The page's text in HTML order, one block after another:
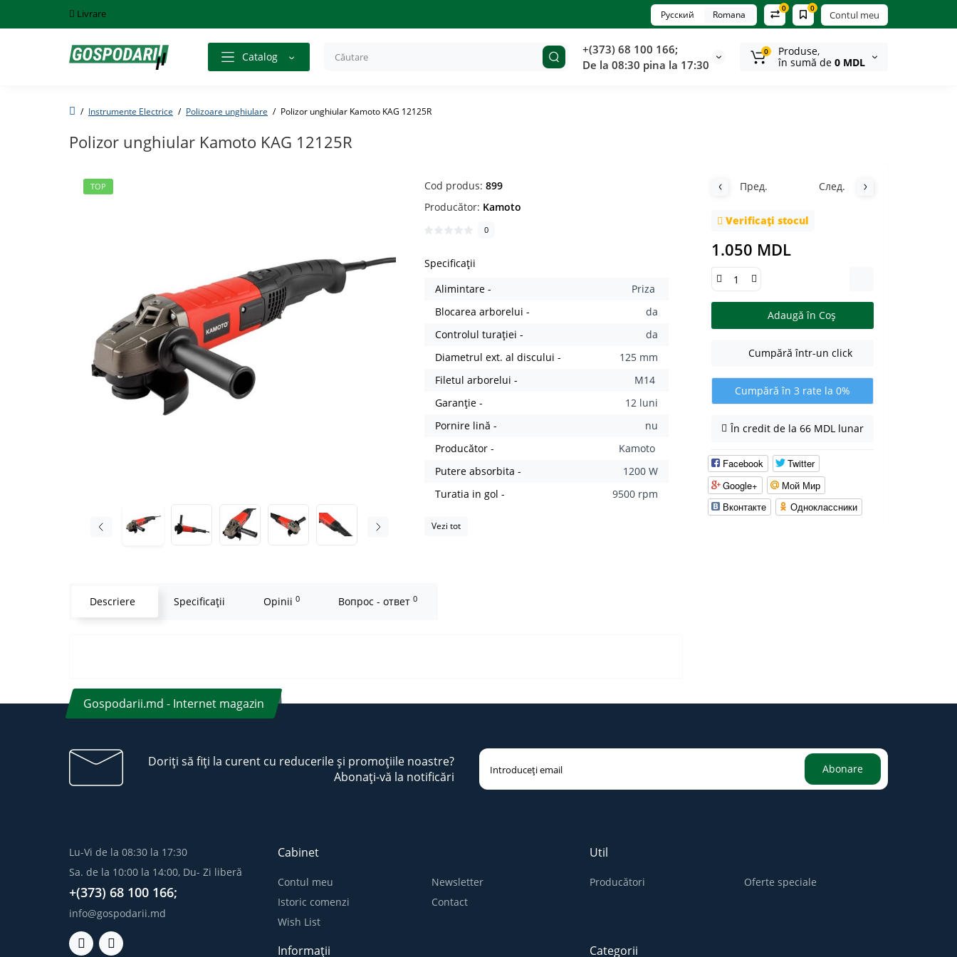
Livrare Contul meu
0
0
Русский Romana
Catalog
+(373) 68 100 166;
De la 08:30 pina la 17:30
0
Produse,
în sumă de 0 MDL
Instrumente Electrice Polizoare unghiulare Polizor unghiular Kamoto KAG 12125R
Polizor unghiular Kamoto KAG 12125R
TOP Cod produs:899
Producător: Kamoto
0
Specificații
Alimintare -
Priza
Blocarea arborelui -
da
Controlul turației -
da
Diametrul ext. al discului -
125 mm
Filetul arborelui -
M14
Garanție -
12 luni
Pornire lină -
nu
Producător -
Kamoto
Putere absorbita -
1200 W
Turatia in gol -
9500 rpm
Vezi tot
Пред. След.
Verificați stocul
1.050 MDL
Adaugă în Coş
Cumpără într-un click
Cumpără în 3 rate la 0%
În credit de la 66 MDL lunar
Facebook
Twitter
Google+
Мой Мир
Вконтакте
Одноклассники
Descriere Specificaţii Opinii 0 Вопрос - ответ 0
Gospodarii.md - Internet magazin
Doriți să fiți la curent cu reducerile și promoțiile noastre?
Abonați-vă la notificări
Abonare
Lu-Vi de la 08:30 la 17:30
Sa. de la 10:00 la 14:00, Du- Zi liberă
+(373) 68 100 166;
info@gospodarii.md
Cabinet
Contul meu
Istoric comenzi
Wish List
Newsletter
Contact
Util
Producători Oferte speciale
Informații Categorii